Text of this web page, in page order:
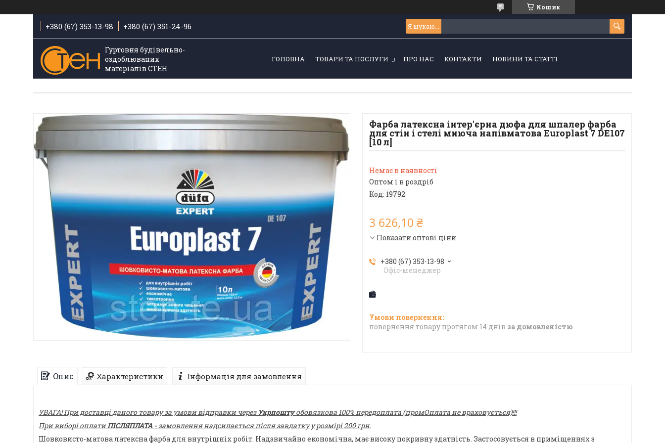
Кошик
+380 (67) 353-13-98 +380 (67) 351-24-96
Гуртовня будівельно-
оздоблюваних
матеріалів СТЕН
ГОЛОВНА ТОВАРИ ТА ПОСЛУГИ ПРО НАС КОНТАКТИ НОВИНИ ТА СТАТТІ
Фарба латексна інтер'єрна дюфа для шпалер фарба
для стін і стелі миюча напівматова Europlast 7 DЕ107
[10 л]
Немає в наявності
Оптом і в роздріб
Код: 19792
3 626,10 ₴
Показати оптові ціни
+380 (67) 353-13-98
Офіс-менеджер
повернення товару протягом 14 днів за домовленістю
Опис Характеристики Інформація для замовлення
УВАГА! При доставці даного товару за умови відправки через Укрпоштуобовязкова 100% передоплата (промОплата не враховується)!!!
При виборі оплатиПІСЛЯПЛАТА - замовлення надсилається після завдатку у розмірі 200 грн.
Шовковисто-матова латексна фарба для внутрішніх робіт. Надзвичайно економічна, має високу покривну здатність. Застосовується в приміщеннях з